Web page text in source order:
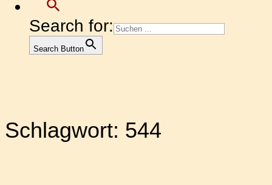
Search for:
Search Button
Schlagwort: 544